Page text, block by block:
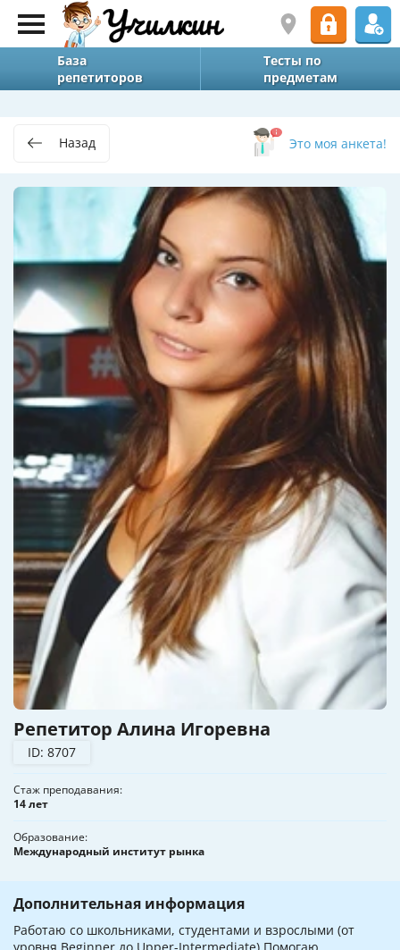
База
репетиторов
Тесты по
предметам
Назад Это моя анкета!
Репетитор Алина Игоревна
ID: 8707
Стаж преподавания
14 лет
Образование
Международный институт рынка
Дополнительная информация
Работаю со школьниками, студентами и взрослыми (от